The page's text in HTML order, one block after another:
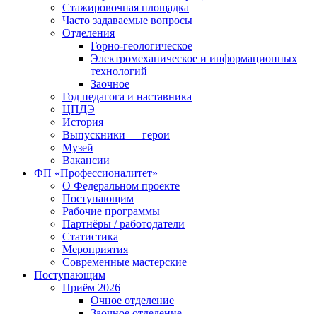
Стажировочная площадка
Часто задаваемые вопросы
Отделения
Горно-геологическое
Электромеханическое и информационных
технологий
Заочное
Год педагога и наставника
ЦПДЭ
История
Выпускники — герои
Музей
Вакансии
ФП «Профессионалитет»
О Федеральном проекте
Поступающим
Рабочие программы
Партнёры / работодатели
Статистика
Мероприятия
Современные мастерские
Поступающим
Приём 2026
Очное отделение